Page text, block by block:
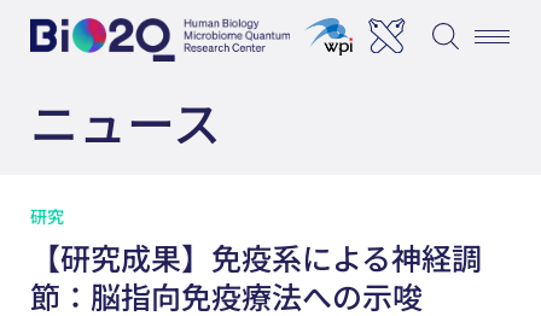
ニュース
研究
【研究成果】免疫系による神経調
節：脳指向免疫療法への示唆